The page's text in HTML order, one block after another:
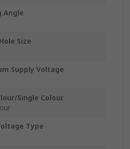
Angle
Size
Supply Voltage
Single Colour
Type